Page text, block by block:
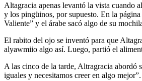
Altagracia apenas levantó la vista cuando
y los pingüinos, por supuesto. En la
Valiente” y el árabe sacó algo de su
El rabito del ojo se inventó para que
alyawmiio algo así. Luego, partió el
A las cinco de la tarde, Altragracia abordó
iguales y necesitamos creer en algo